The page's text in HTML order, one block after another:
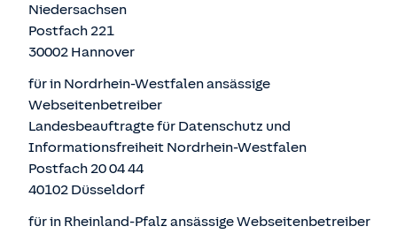
Niedersachsen
Postfach 221
30002 Hannover
für in Nordrhein-Westfalen ansässige
Webseitenbetreiber
Landesbeauftragte für Datenschutz und
Informationsfreiheit Nordrhein-Westfalen
Postfach 20 04 44
40102 Düsseldorf
für in Rheinland-Pfalz ansässige Webseitenbetreiber